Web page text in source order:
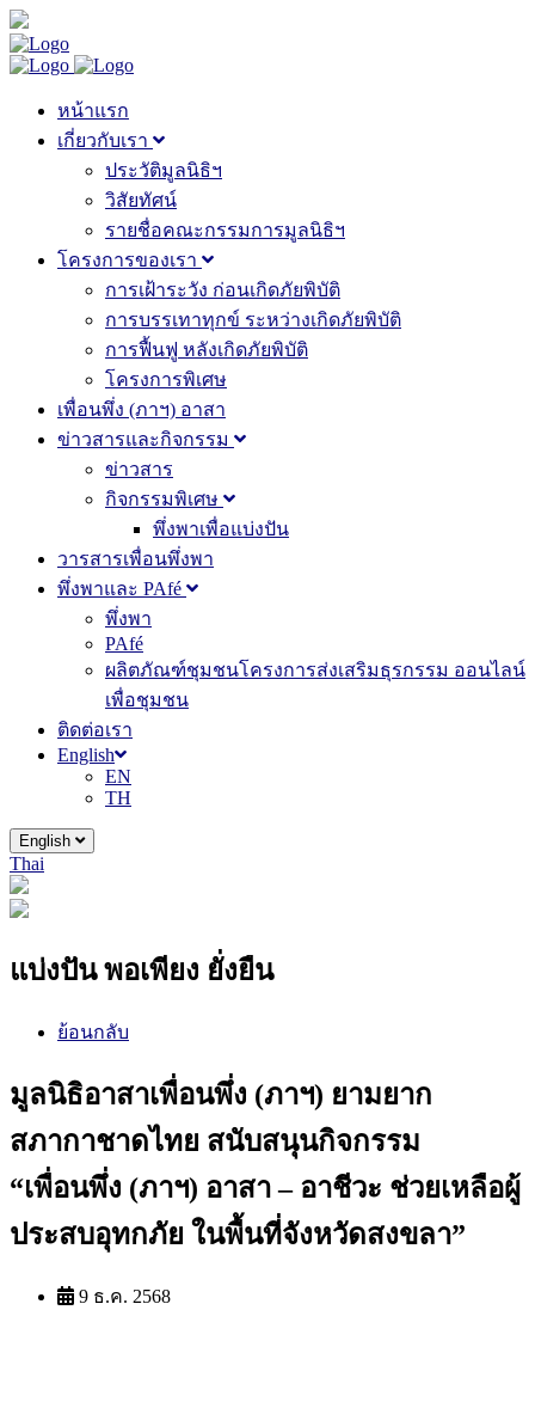
หน้าแรก
เกี่ยวกับเรา
ประวัติมูลนิธิฯ
วิสัยทัศน์
รายชื่อคณะกรรมการมูลนิธิฯ
โครงการของเรา
การเฝ้าระวัง ก่อนเกิดภัยพิบัติ
การบรรเทาทุกข์ ระหว่างเกิดภัยพิบัติ
การฟื้นฟู หลังเกิดภัยพิบัติ
โครงการพิเศษ
เพื่อนพึ่ง (ภาฯ) อาสา
ข่าวสารและกิจกรรม
ข่าวสาร
กิจกรรมพิเศษ
พึ่งพาเพื่อแบ่งปัน
วารสารเพื่อนพึ่งพา
พึ่งพาและ PAfé
พึ่งพา
PAfé
ผลิตภัณฑ์ชุมชนโครงการส่งเสริมธุรกรรม ออนไลน์
เพื่อชุมชน
ติดต่อเรา
English
EN
TH
English
Thai
แบ่งปัน พอเพียง ยั่งยืน
ย้อนกลับ
มูลนิธิอาสาเพื่อนพึ่ง (ภาฯ) ยามยาก
สภากาชาดไทย สนับสนุนกิจกรรม
“เพื่อนพึ่ง (ภาฯ) อาสา – อาชีวะ ช่วยเหลือผู้
ประสบอุทกภัย ในพื้นที่จังหวัดสงขลา”
9 ธ.ค. 2568